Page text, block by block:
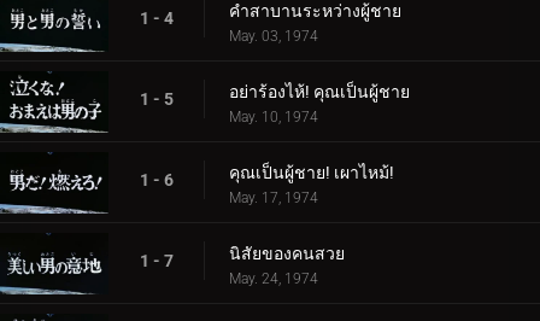
1 - 4 คำสาบานระหว่างผู้ชาย
May. 03, 1974
1 - 5 อย่าร้องไห้! คุณเป็นผู้ชาย
May. 10, 1974
1 - 6 คุณเป็นผู้ชาย! เผาไหม้!
May. 17, 1974
1 - 7 นิสัยของคนสวย
May. 24, 1974